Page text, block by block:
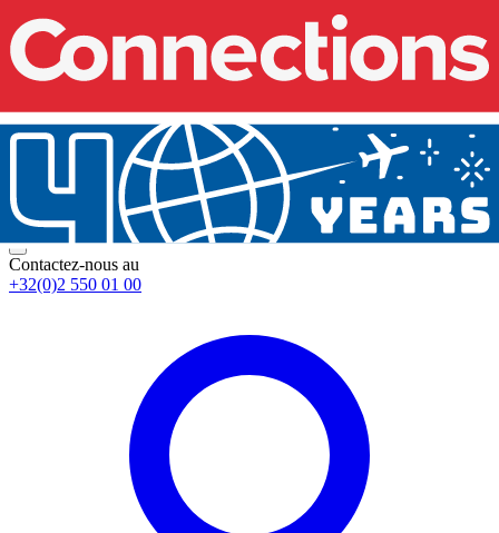
Contactez-nous au
+32(0)2 550 01 00